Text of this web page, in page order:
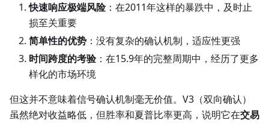
快速响应极端风险：在2011年这样的暴跌中，及时止
损至关重要
简单性的优势 ：没有复杂的确认机制，适应性更强
时间跨度的考验：在15.9年的完整周期中，经历了更多
样化的市场环境
但这并不意味着信号确认机制毫无价值。V3（双向确认）
虽然绝对收益略低，但胜率和夏普比率更高，说明它在交易